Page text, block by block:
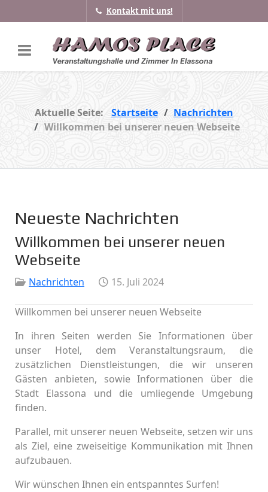
Kontakt mit uns!
Aktuelle Seite: Startseite
Nachrichten
Willkommen bei unserer neuen Webseite
Neueste Nachrichten
Willkommen bei unserer neuen
Webseite
Nachrichten 15. Juli 2024
Willkommen bei unserer neuen Webseite
In ihren Seiten werden Sie Informationen über
unser Hotel, dem Veranstaltungsraum, die
zusätzlichen Dienstleistungen, die wir unseren
Gästen anbieten, sowie Informationen über die
Stadt Elassona und die umliegende Umgebung
finden.
Parallel, mit unserer neuen Webseite, setzen wir uns
als Ziel, eine zweiseitige Kommunikation mit Ihnen
aufzubauen.
Wir wünschen Ihnen ein entspanntes Surfen!